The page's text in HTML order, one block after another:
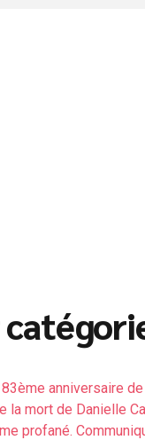
anniversaire de
la mort de Danielle
profané.